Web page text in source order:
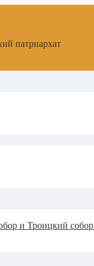
патриархат
и Троицкий собор